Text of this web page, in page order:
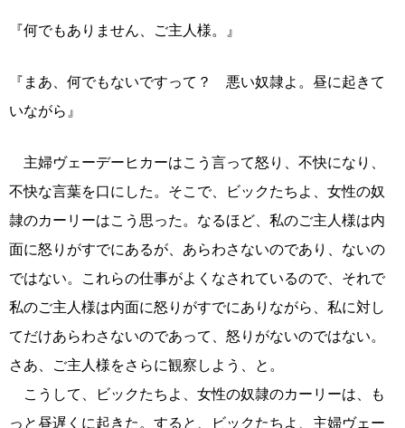
『何でもありません、ご主人様。』
『まあ、何でもないですって？ 悪い奴隷よ。昼に起きて
いながら』
主婦ヴェーデーヒカーはこう言って怒り、不快になり、
不快な言葉を口にした。そこで、ビックたちよ、女性の奴
隷のカーリーはこう思った。なるほど、私のご主人様は内
面に怒りがすでにあるが、あらわさないのであり、ないの
ではない。これらの仕事がよくなされているので、それで
私のご主人様は内面に怒りがすでにありながら、私に対し
てだけあらわさないのであって、怒りがないのではない。
さあ、ご主人様をさらに観察しよう、と。
こうして、ビックたちよ、女性の奴隷のカーリーは、も
っと昼遅くに起きた。すると、ビックたちよ、主婦ヴェー